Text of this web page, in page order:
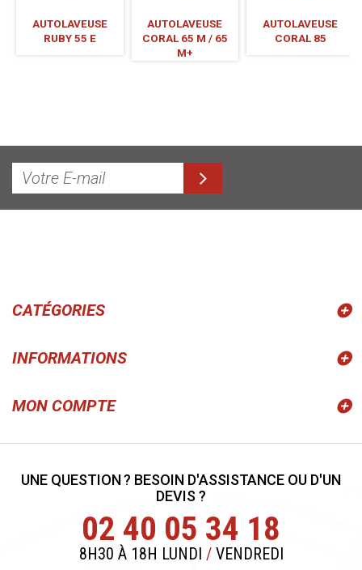
AUTOLAVEUSE
RUBY 55 E
AUTOLAVEUSE
CORAL 65 M / 65
M+
AUTOLAVEUSE
CORAL 85
CATÉGORIES
INFORMATIONS
MON COMPTE
UNE QUESTION ? BESOIN D'ASSISTANCE OU D'UN
DEVIS ?
02 40 05 34 18
8H30 À 18H LUNDI /VENDREDI